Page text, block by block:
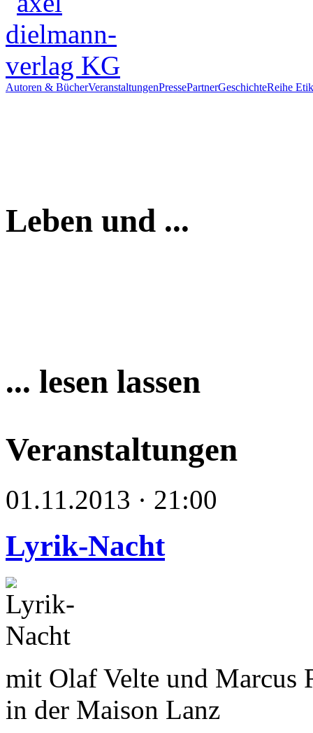
Autoren & BücherVeranstaltungenPressePartnerGeschichteReihe
Leben und ...
... lesen lassen
Veranstaltungen
01.11.2013 · 21:00
Lyrik-Nacht
mit Olaf Velte und Marcus
in der Maison Lanz